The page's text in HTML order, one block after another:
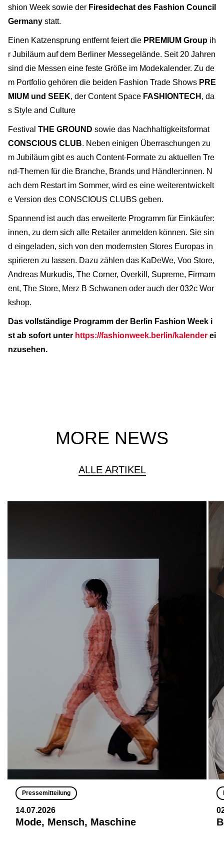
shion Week sowie der Firesidechat des Fashion Council
Germany statt.
Einen Katzensprung entfernt feiert die PREMIUM Group ih
r Jubiläum auf dem Berliner Messegelände. Seit 20 Jahren
sind die Messen eine feste Größe im Modekalender. Zu de
m Portfolio gehören die beiden Fashion Trade Shows PRE
MIUM und SEEK, der Content Space FASHIONTECH , da
s Style and Culture
Festival THE GROUND sowie das Nachhaltigkeitsformat
CONSCIOUS CLUB. Neben einigen Überraschungen zu
m Jubiläum gibt es auch Content-Formate zu aktuellen Tre
nd-Themen für die Branche, Brands und Händler:innen. N
ach dem Restart im Sommer, wird es eine weiterentwickelt
e Version des CONSCIOUS CLUBS geben.
Spannend ist auch das erweiterte Programm für Einkäufer:
innen, zu dem sich alle Retailer anmelden können. Sie sin
d eingeladen, sich von den modernsten Stores Europas in
spirieren zu lassen. Dazu zählen das KaDeWe, Voo Store,
Andreas Murkudis, The Corner, Overkill, Supreme, Firmam
ent, The Store, Merz B Schwanen oder auch der 032c Wor
kshop.
Das vollständige Programm der Berlin Fashion Week i
st ab sofort unter https://fashionweek.berlin/kalender ei
nzusehen.
MORE NEWS
ALLE ARTIKEL
Pressemitteilung
14.07.2026
Mode, Mensch, Maschine